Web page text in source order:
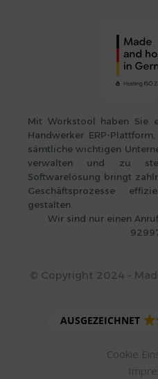
Mit Workstool haben Sie
Handwerker ERP-
sämtliche wichtigen
verwalten und zu
Softwarelösung bringt
Geschäftsprozesse
gestalten.
Wir sind nur einen
© Copyright 2024 -
AUSGEZEICHNET
Cookie